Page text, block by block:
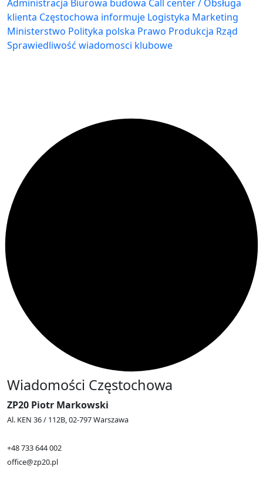
Administracja Biurowa budowa Call center / Obsługa
klienta Częstochowa informuje Logistyka Marketing
Ministerstwo Polityka polska Prawo Produkcja Rząd
Sprawiedliwość wiadomosci klubowe
Wiadomości Częstochowa
ZP20 Piotr Markowski
Al. KEN 36 / 112B, 02-797 Warszawa
+48 733 644 002
office@zp20.pl